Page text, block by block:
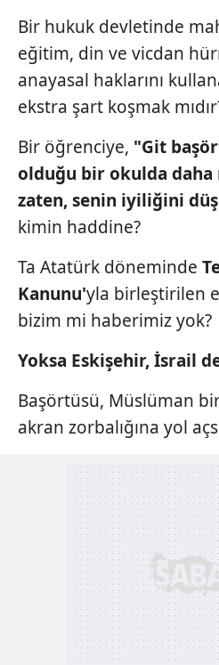
Bir hukuk devletinde
eğitim, din ve vicdan
anayasal haklarını
ekstra şart koşmak
Bir öğrenciye, "Git
olduğu bir okulda daha
zaten, senin iyiliğini
kimin haddine?
Ta Atatürk döneminde
Kanunu'yla birleştirilen
bizim mi haberimiz yok?
Yoksa Eskişehir, İsrail
Başörtüsü, Müslüman
akran zorbalığına yol